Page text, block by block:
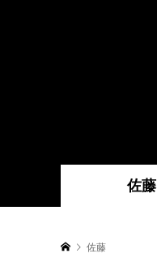
佐藤
佐藤